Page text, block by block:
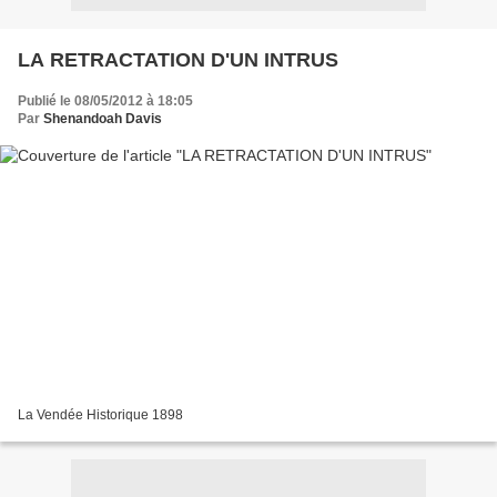
LA RETRACTATION D'UN INTRUS
Publié le 08/05/2012 à 18:05
Par Shenandoah Davis
La Vendée Historique 1898